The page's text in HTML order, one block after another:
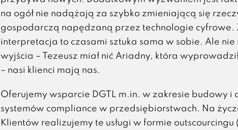
na ogół nie nadążają za szybko zmieniającą się
gospodarczą napędzaną przez technologie cyfrowe.
interpretacja to czasami sztuka sama w sobie. Ale nie
wyjścia – Tezeusz miał nić Ariadny, która
– nasi klienci mają nas.
Oferujemy wsparcie DGTL m.in. w zakresie budowy i
systemów compliance w przedsiębiorstwach. Na
Klientów realizujemy te usługi w formie outscourcingu